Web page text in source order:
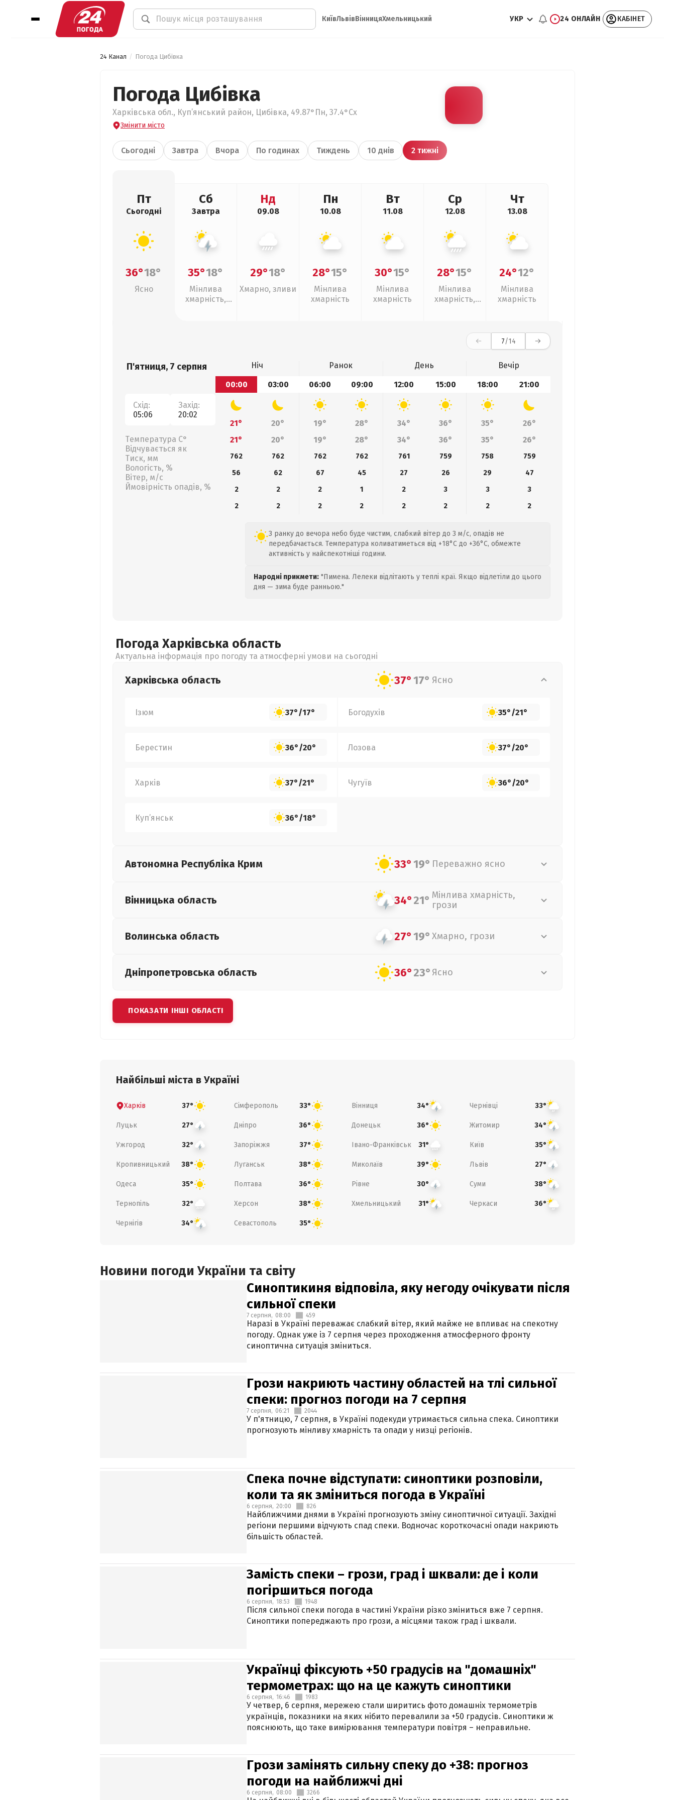
КиївЛьвівВінницяХмельницький УКР 24 ОНЛАЙН КАБІНЕТ
24 Канал Погода Цибівка
Погода Цибівка
Харківська обл., Куп’янський район, Цибівка, 49.87°Пн, 37.4°Сх
Змінити місто
Сьогодні Завтра Вчора По годинах Тиждень 10 днів 2 тижні
Пт
Сьогодні
36°18°
Ясно
Сб
Завтра
35°18°
Мінлива
хмарність,
Нд
09.08
29°18°
Хмарно, зливи
Пн
10.08
28°15°
Мінлива
хмарність
Вт
11.08
30°15°
Мінлива
хмарність
Ср
12.08
28°15°
Мінлива
хмарність,
Чт
13.08
24°12°
Мінлива
хмарність
7/14
П'ятниця, 7 серпня
Схід:
05:06
Захід:
20:02
Температура С°
Відчувається як
Тиск, мм
Вологість, %
Вітер, м/с
Ймовірність опадів, %
Ніч Ранок День
Вечір
00:00
03:00 06:00 09:00 12:00 15:00 18:00 21:00
21° 20° 19° 28° 34° 36° 35°
26°
21°
20° 19° 28° 34° 36° 35° 26°
762 762 762 762 761 759 758
759
56
62 67 45 27 26 29
47
2
2 2 1 2 3 3
3
2
2 2 2 2 2 2 2
З ранку до вечора небо буде чистим, слабкий вітер до 3 м/с, опадів не
передбачається. Температура коливатиметься від +18°C до +36°C, обмежте
активність у найспекотніші години.
Народні прикмети: "Пимена. Лелеки відлітають у теплі краї. Якщо відлетіли до цього
дня — зима буде ранньою."
Погода Харківська область
Актуальна інформація про погоду та атмосферні умови на сьогодні
Харківська область 37°17° Ясно
Ізюм 37°/17° Богодухів 35°/21°
Берестин 36°/20° Лозова 37°/20°
Харків 37°/21° Чугуїв 36°/20°
Куп’янськ 36°/18°
Автономна Республіка Крим 33°19° Переважно ясно
Вінницька область 34°21° Мінлива хмарність,
грози
Волинська область 27°19° Хмарно, грози
Дніпропетровська область 36°23° Ясно
ПОКАЗАТИ ІНШІ ОБЛАСТІ
Найбільші міста в Україні
Харків 37° Сімферополь 33° Вінниця 34° Чернівці 33°
Луцьк 27° Дніпро 36° Донецьк 36° Житомир 34°
Ужгород 32° Запоріжжя 37° Івано-Франківськ 31° Київ 35°
Кропивницький 38° Луганськ 38° Миколаїв 39° Львів 27°
Одеса 35° Полтава 36° Рівне 30° Суми 38°
Тернопіль 32° Херсон 38° Хмельницький 31° Черкаси 36°
Чернігів 34° Севастополь 35°
Новини погоди України та світу
Синоптикиня відповіла, яку негоду очікувати після
сильної спеки
7 серпня, 08:00 459
Наразі в Україні переважає слабкий вітер, який майже не впливає на спекотну
погоду. Однак уже із 7 серпня через проходження атмосферного фронту
синоптична ситуація зміниться.
Грози накриють частину областей на тлі сильної
спеки: прогноз погоди на 7 серпня
7 серпня, 06:21 2044
У п'ятницю, 7 серпня, в Україні подекуди утримається сильна спека. Синоптики
прогнозують мінливу хмарність та опади у низці регіонів.
Спека почне відступати: синоптики розповіли,
коли та як зміниться погода в Україні
6 серпня, 20:00 826
Найближчими днями в Україні прогнозують зміну синоптичної ситуації. Західні
регіони першими відчують спад спеки. Водночас короткочасні опади накриють
більшість областей.
Замість спеки – грози, град і шквали: де і коли
погіршиться погода
6 серпня, 18:53 1948
Після сильної спеки погода в частині України різко зміниться вже 7 серпня.
Синоптики попереджають про грози, а місцями також град і шквали.
Українці фіксують +50 градусів на "домашніх"
термометрах: що на це кажуть синоптики
6 серпня, 16:46 1983
У четвер, 6 серпня, мережею стали ширитись фото домашніх термометрів
українців, показники на яких нібито перевалили за +50 градусів. Синоптики ж
пояснюють, що таке вимірювання температури повітря – неправильне.
Грози замінять сильну спеку до +38: прогноз
погоди на найближчі дні
6 серпня, 08:00 3266